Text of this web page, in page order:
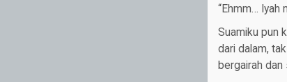
“Ehmm… Iyah
Suamiku pun
dari dalam,
bergairah